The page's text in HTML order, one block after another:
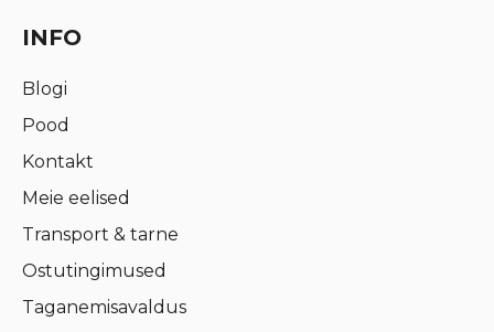
INFO
Blogi
Pood
Kontakt
Meie eelised
Transport & tarne
Ostutingimused
Taganemisavaldus